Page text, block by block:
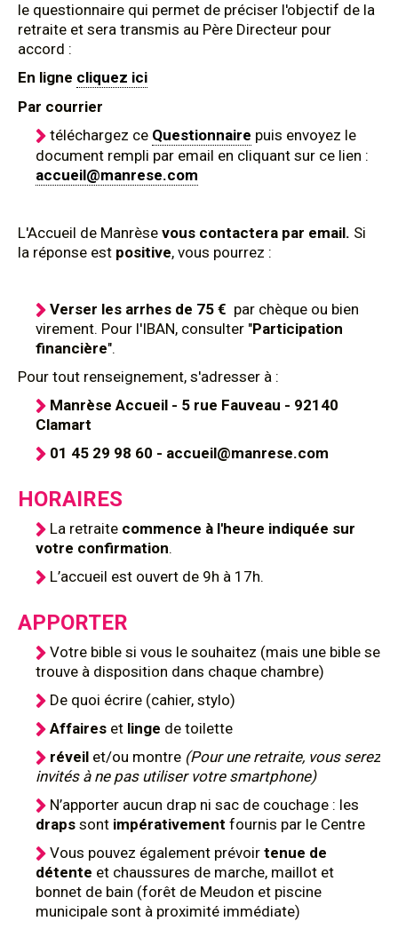
le questionnaire qui permet de préciser l'objectif de la
retraite et sera transmis au Père Directeur pour
accord :
En ligne cliquez ici
Par courrier
téléchargez ce Questionnaire puis envoyez le
document rempli par email en cliquant sur ce lien :
accueil@manrese.com
L'Accueil de Manrèse vous contactera par email. Si
la réponse est positive, vous pourrez :
Verser les arrhes de 75 € par chèque ou bien
virement. Pour l'IBAN, consulter "Participation
financière".
Pour tout renseignement, s'adresser à :
Manrèse Accueil - 5 rue Fauveau - 92140
Clamart
01 45 29 98 60 - accueil@manrese.com
HORAIRES
La retraite commence à l'heure indiquée sur
votre confirmation.
L’accueil est ouvert de 9h à 17h.
APPORTER
Votre bible si vous le souhaitez (mais une bible se
trouve à disposition dans chaque chambre)
De quoi écrire (cahier, stylo)
Affaires et linge de toilette
réveil et/ou montre (Pour une retraite, vous serez
invités à ne pas utiliser votre smartphone)
N’apporter aucun drap ni sac de couchage : les
draps sont impérativement fournis par le Centre
Vous pouvez également prévoir tenue de
détente et chaussures de marche, maillot et
bonnet de bain (forêt de Meudon et piscine
municipale sont à proximité immédiate)